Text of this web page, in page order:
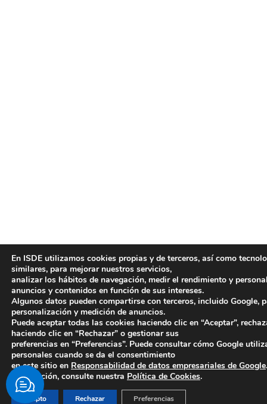
En ISDE utilizamos cookies propias y de terceros, así como
similares, para mejorar nuestros servicios,
analizar los hábitos de navegación, medir el rendimiento y
anuncios y contenidos en función de sus intereses.
Algunos datos pueden compartirse con terceros, incluido Google,
personalización y medición de anuncios.
Puede aceptar todas las cookies haciendo clic en “Aceptar”,
haciendo clic en “Rechazar” o gestionar sus
preferencias en “Preferencias”. Puede consultar cómo Google
personales cuando se da el consentimiento
en este sitio en Responsabilidad de datos empresariales de Google
información, consulte nuestra Política de Cookies.
Acepto Rechazar Preferencias